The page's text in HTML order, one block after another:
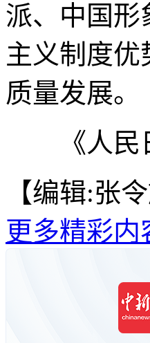
派、中国形
主义制度
质量发展。
《人民日
【编辑:张令
更多精彩内